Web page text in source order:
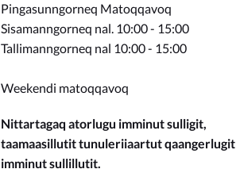
Pingasunngorneq Matoqqavoq
Sisamanngorneq nal. 10:00 - 15:00
Tallimanngorneq nal 10:00 - 15:00
Weekendi matoqqavoq
Nittartagaq atorlugu imminut sulligit,
taamaasillutit tunuleriiaartut qaangerlugit
imminut sullillutit.